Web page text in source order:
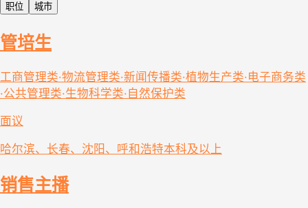
职位 城市
管培生
工商管理类·物流管理类·新闻传播类·植物生产类·电子商务类
·公共管理类·生物科学类·自然保护类
面议
哈尔滨、长春、沈阳、呼和浩特本科及以上
销售主播